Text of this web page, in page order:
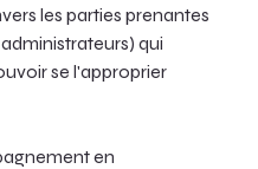
les parties prenantes
qui
se l'approprier
en